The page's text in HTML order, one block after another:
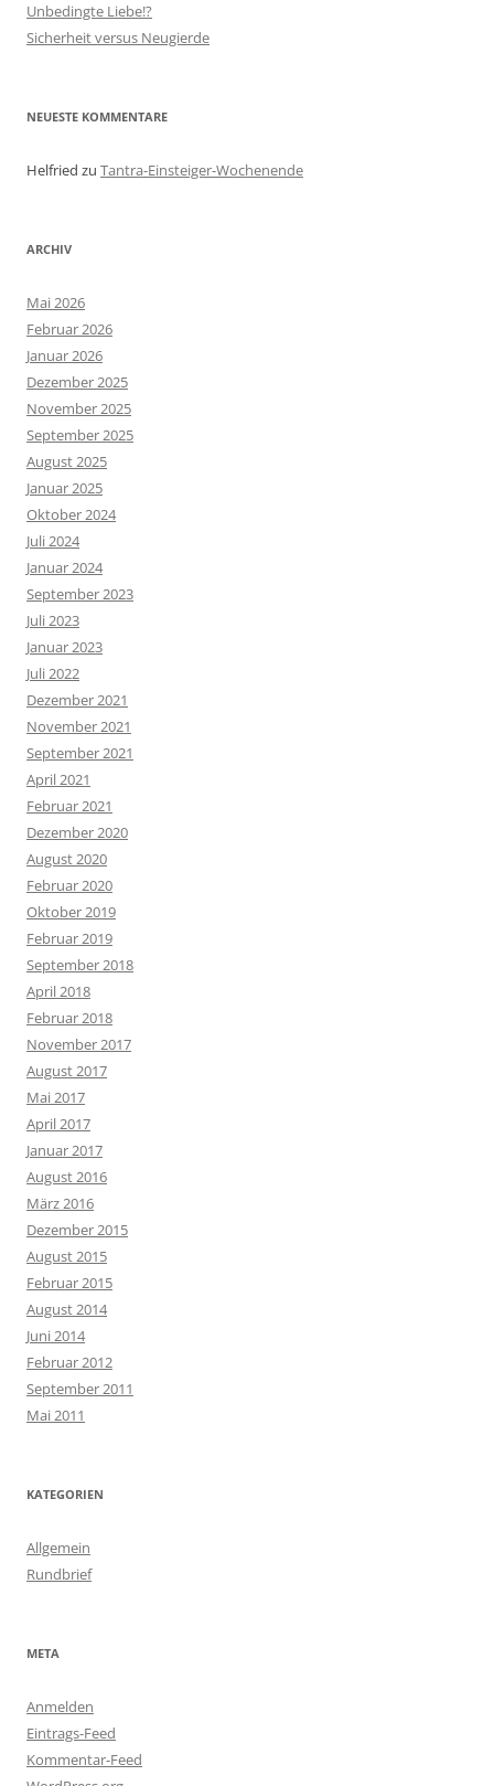
Unbedingte Liebe!?
Sicherheit versus Neugierde
NEUESTE KOMMENTARE
Helfried zu Tantra-Einsteiger-Wochenende
ARCHIV
Mai 2026
Februar 2026
Januar 2026
Dezember 2025
November 2025
September 2025
August 2025
Januar 2025
Oktober 2024
Juli 2024
Januar 2024
September 2023
Juli 2023
Januar 2023
Juli 2022
Dezember 2021
November 2021
September 2021
April 2021
Februar 2021
Dezember 2020
August 2020
Februar 2020
Oktober 2019
Februar 2019
September 2018
April 2018
Februar 2018
November 2017
August 2017
Mai 2017
April 2017
Januar 2017
August 2016
März 2016
Dezember 2015
August 2015
Februar 2015
August 2014
Juni 2014
Februar 2012
September 2011
Mai 2011
KATEGORIEN
Allgemein
Rundbrief
META
Anmelden
Eintrags-Feed
Kommentar-Feed